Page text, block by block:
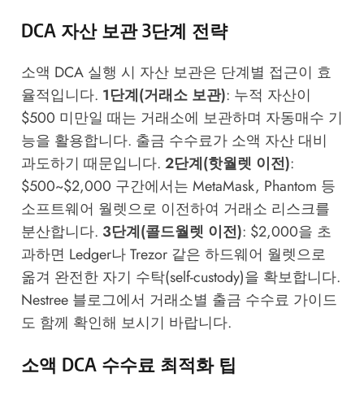
DCA 자산 보관 3단계 전략
소액 DCA 실행 시 자산 보관은 단계별 접근이 효
율적입니다. 1단계(거래소 보관): 누적 자산이
$500 미만일 때는 거래소에 보관하며 자동매수 기
능을 활용합니다. 출금 수수료가 소액 자산 대비
과도하기 때문입니다. 2단계(핫월렛 이전):
$500~$2,000 구간에서는 MetaMask, Phantom 등
소프트웨어 월렛으로 이전하여 거래소 리스크를
분산합니다. 3단계(콜드월렛 이전): $2,000을 초
과하면 Ledger나 Trezor 같은 하드웨어 월렛으로
옮겨 완전한 자기 수탁(self-custody)을 확보합니다.
Nestree 블로그에서 거래소별 출금 수수료 가이드
도 함께 확인해 보시기 바랍니다.
소액 DCA 수수료 최적화 팁